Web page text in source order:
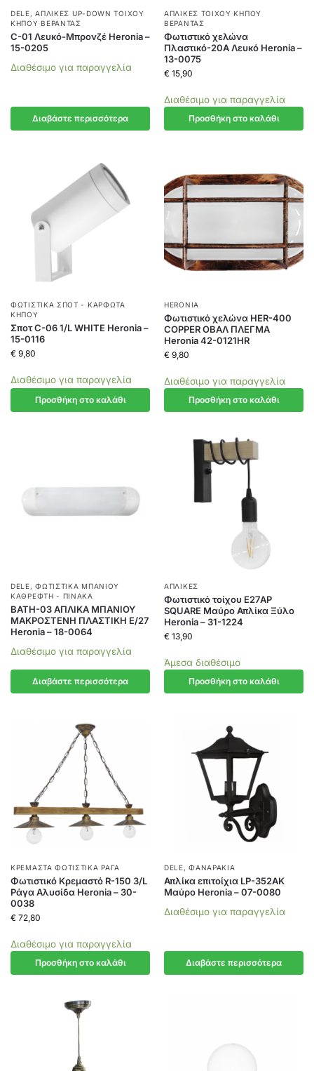
DELE,ΑΠΛΊΚΕΣ UP-DOWN ΤΟΊΧΟΥ
ΚΉΠΟΥ ΒΕΡΆΝΤΑΣ
C-01 Λευκό-Μπρονζέ Heronia –
15-0205
Διαθέσιμο για παραγγελία
Διαβάστε περισσότερα
ΑΠΛΊΚΕΣ ΤΟΊΧΟΥ ΚΉΠΟΥ
ΒΕΡΆΝΤΑΣ
Φωτιστικό χελώνα
Πλαστικό-20A Λευκό Heronia –
13-0075
€ 15,90
Διαθέσιμο για παραγγελία
Προσθήκη στο καλάθι
ΦΩΤΙΣΤΙΚΆ ΣΠΟΤ - ΚΑΡΦΩΤΆ
ΚΉΠΟΥ
Σποτ C-06 1/L WHITE Heronia –
15-0116
€ 9,80
Διαθέσιμο για παραγγελία
Προσθήκη στο καλάθι
HERONIA
Φωτιστικό χελώνα HER-400
COPPER ΟΒΑΛ ΠΛΕΓΜΑ
Heronia 42-0121HR
€ 9,80
Διαθέσιμο για παραγγελία
Προσθήκη στο καλάθι
DELE,ΦΩΤΙΣΤΙΚΆ ΜΠΆΝΙΟΥ
ΚΑΘΡΈΦΤΗ - ΠΊΝΑΚΑ
ΒΑΤΗ-03 ΑΠΛΙΚΑ ΜΠΑΝΙΟΥ
ΜΑΚΡΟΣΤΕΝΗ ΠΛΑΣΤΙΚΗ Ε/27
Heronia – 18-0064
Διαθέσιμο για παραγγελία
Διαβάστε περισσότερα
ΑΠΛΊΚΕΣ
Φωτιστικό τοίχου E27ΑΡ
SQUARE Μαύρο Απλίκα Ξύλο
Heronia – 31-1224
€ 13,90
Άμεσα διαθέσιμο
Προσθήκη στο καλάθι
ΚΡΕΜΑΣΤΆ ΦΩΤΙΣΤΙΚΆ ΡΆΓΑ
Φωτιστικό Κρεμαστό R-150 3/L
Ράγα Αλυσίδα Heronia – 30-
0038
€ 72,80
Διαθέσιμο για παραγγελία
Προσθήκη στο καλάθι
DELE,ΦΑΝΑΡΆΚΙΑ
Απλίκα επιτοίχια LP-352AΚ
Μαύρο Heronia – 07-0080
Διαθέσιμο για παραγγελία
Διαβάστε περισσότερα